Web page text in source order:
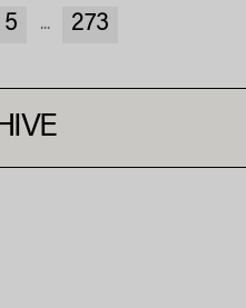
5 ... 273